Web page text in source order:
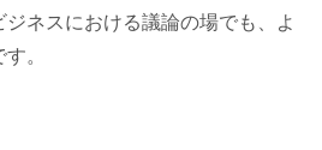
ネスにおける議論の場でも、よ
。